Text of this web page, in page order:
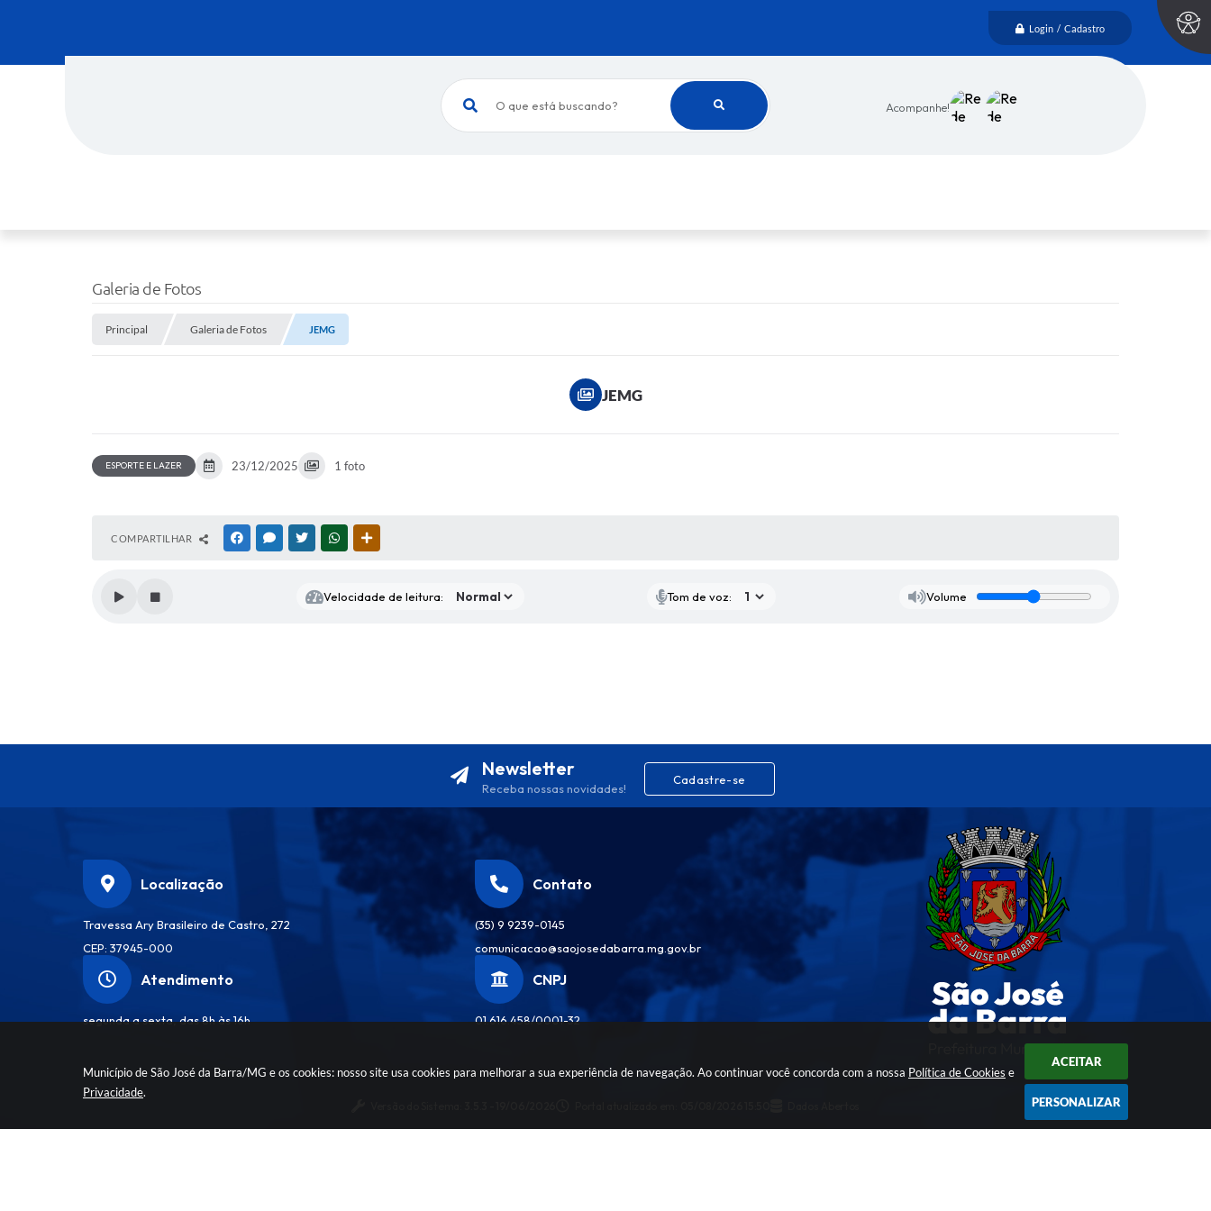
Município de São José da Barra/MG e os cookies: nosso site usa cookies para melhorar a sua experiência de navegação. Ao continuar você concorda com a nossa Política de Cookies e
Privacidade.
ACEITAR
PERSONALIZAR
Login / Cadastro
O que está buscando? Acompanhe!
Galeria de Fotos
Principal Galeria de Fotos JEMG
JEMG
ESPORTE E LAZER 23/12/2025 1 foto
COMPARTILHAR FACEBOOKMESSENGER
TWITTERWHATSAPP
Velocidade de leitura: Tom de voz: Volume
Newsletter
Receba nossas novidades!
Cadastre-se
Localização
Travessa Ary Brasileiro de Castro, 272
CEP: 37945-000
Contato
(35) 9 9239-0145
comunicacao@saojosedabarra.mg.gov.br
Atendimento
segunda a sexta, das 8h às 16h
CNPJ
01.616.458/0001-32